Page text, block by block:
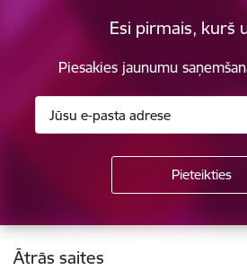
Esi pirmais, kurš
Piesakies jaunumu
Kājene
Ātrās saites